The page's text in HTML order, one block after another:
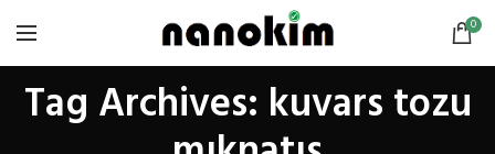
0
Tag Archives: kuvars tozu